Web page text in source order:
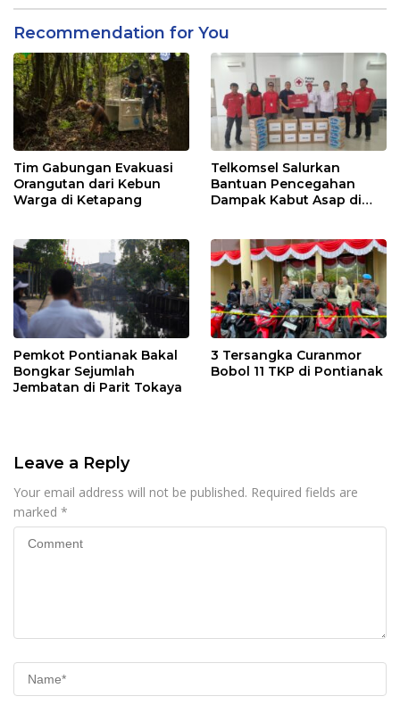
Recommendation for You
Tim Gabungan Evakuasi
Orangutan dari Kebun
Warga di Ketapang
Telkomsel Salurkan
Bantuan Pencegahan
Dampak Kabut Asap di
Pemkot Pontianak Bakal
Bongkar Sejumlah
Jembatan di Parit Tokaya
3 Tersangka Curanmor
Bobol 11 TKP di Pontianak
Leave a Reply
Your email address will not be published. Required fields are
marked *